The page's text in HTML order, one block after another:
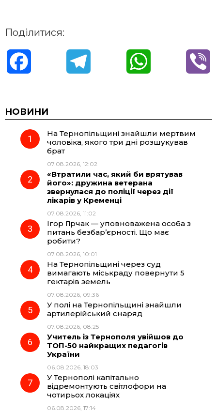
Поділитися:
c
e
o
k
e
r
m
t
A
p
НОВИНИ
На Тернопільщині знайшли мертвим
чоловіка, якого три дні розшукував
брат
07.08.2026, 12:02
«Втратили час, який би врятував
його»: дружина ветерана
звернулася до поліції через дії
лікарів у Кременці
07.08.2026, 11:02
Ігор Гірчак — уповноважена особа з
питань безбар’єрності. Що має
робити?
07.08.2026, 10:01
На Тернопільщині через суд
вимагають міськраду повернути 5
гектарів земель
07.08.2026, 09:36
У полі на Тернопільщині знайшли
артилерійський снаряд
07.08.2026, 08:25
Учитель із Тернополя увійшов до
ТОП-50 найкращих педагогів
України
06.08.2026, 18:03
У Тернополі капітально
відремонтують світлофори на
чотирьох локаціях
06.08.2026, 17:14